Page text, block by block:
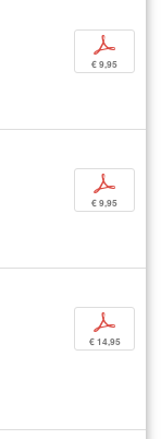
p
€ 9,95
p
€ 9,95
p
€ 14,95